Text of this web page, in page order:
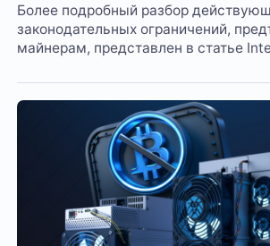
Более подробный разбор
законодательных ограничений,
майнерам, представлен в статье